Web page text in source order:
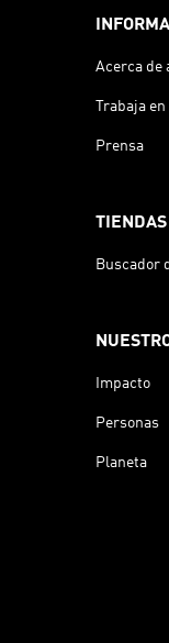
Acerca de
Trabaja
Prensa
TIENDAS
Buscador
Impacto
Personas
Planeta